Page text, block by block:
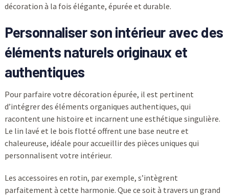
décoration à la fois élégante, épurée et durable.
Personnaliser son intérieur avec des
éléments naturels originaux et
authentiques
Pour parfaire votre décoration épurée, il est pertinent
d’intégrer des éléments organiques authentiques, qui
racontent une histoire et incarnent une esthétique singulière.
Le lin lavé et le bois flotté offrent une base neutre et
chaleureuse, idéale pour accueillir des pièces uniques qui
personnalisent votre intérieur.
Les accessoires en rotin, par exemple, s’intègrent
parfaitement à cette harmonie. Que ce soit à travers un grand